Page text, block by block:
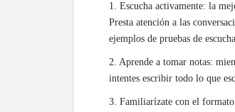
1. Escucha activamente: la
Presta atención a las
ejemplos de pruebas de
2. Aprende a tomar notas:
intentes escribir todo lo que
3. Familiarízate con el formato